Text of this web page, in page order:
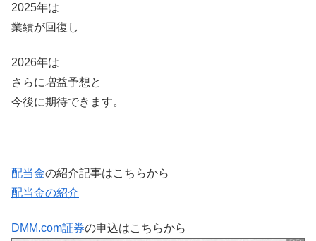
2025年は
業績が回復し
2026年は
さらに増益予想と
今後に期待できます。
配当金の紹介記事はこちらから
配当金の紹介
DMM.com証券の申込はこちらから